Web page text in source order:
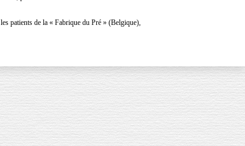
patients de la « Fabrique du Pré » (Belgique),